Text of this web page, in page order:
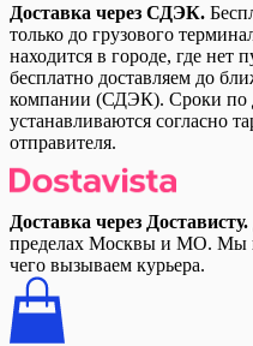
Доставка через СДЭК.
только до грузового
находится в городе, где
бесплатно доставляем до
компании (СДЭК). Сроки по
устанавливаются согласно
отправителя.
Доставка через Достависту.
пределах Москвы и МО. Мы
чего вызываем курьера.